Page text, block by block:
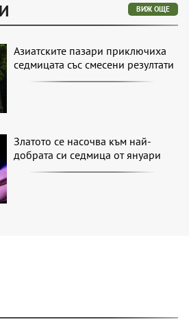
ВИЖ ОЩЕ
Азиатските пазари приключиха
седмицата със смесени резултати
Златото се насочва към най-
добрата си седмица от януари